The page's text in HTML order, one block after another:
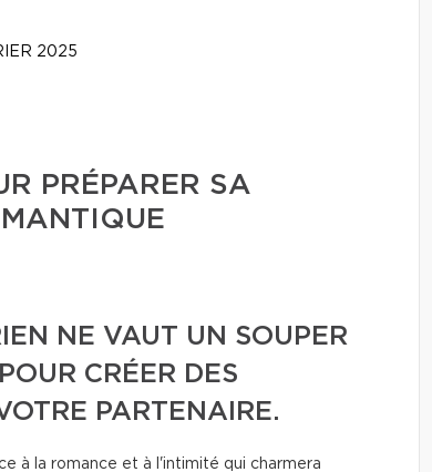
2025
PRÉPARER SA
NE VAUT UN SOUPER
CRÉER DES
PARTENAIRE.
à la romance et à l'intimité qui charmera